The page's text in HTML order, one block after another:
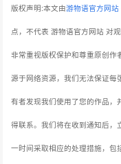
版权声明:本文由游物语官方网站
点，不代表 游物语官方网站 对
非常重视版权保护和尊重原创作
源于网络资源，我们无法保证
有者发现我们使用了您的作品，
得联系。我们将在收到通知后，
一时间采取相应的处理措施，包